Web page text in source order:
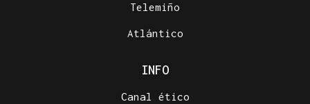
Telemiño
Atlántico
INFO
Canal ético